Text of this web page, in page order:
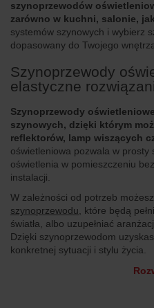
szynoprzewodów
zarówno w kuchni, salonie,
systemów szynowych i wybierz
dopasowany do Twojego
Szynoprzewody
elastyczne
Szynoprzewody
szynowych, dzięki którym
reflektorów, lamp wiszących
oświetleniowa pozwala w prosty
oświetlenia w pomieszczeniu
instalacji.
W zależności od potrzeb
szynoprzewodu , które będą
światła, albo uzupełniać
Dzięki szynoprzewodom
konkretnej sytuacji i stylu życia.